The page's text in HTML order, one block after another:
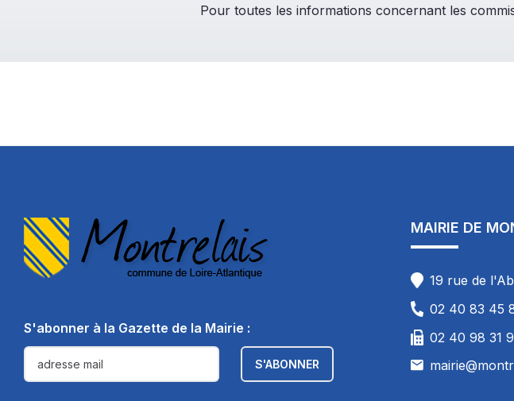
Pour toutes les informations concernant les
S'abonner à la Gazette de la Mairie :
MAIRIE DE
19 rue de
02 40 83 45
02 40 98 31